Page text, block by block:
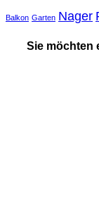
Balkon Garten Nager
Sie möchten